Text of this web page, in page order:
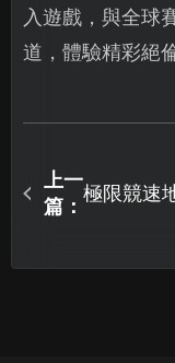
入遊戲，與全球
道，體驗精彩絕
上一
篇：
極限競速
速之旅！